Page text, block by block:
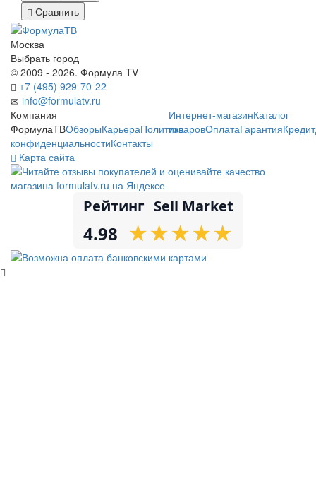
Сравнить
Москва
Выбрать город
© 2009 - 2026. Формула TV
+7 (495) 929-70-22
info@formulatv.ru
Компания
ФормулаТВОбзорыКарьераПолитика
конфиденциальностиКонтакты
Интернет-магазинКаталог
товаровОплатаГарантияКредит
Карта сайта
Рейтинг Sell Market
4.98 ★
★★
★★
★★
★★
★